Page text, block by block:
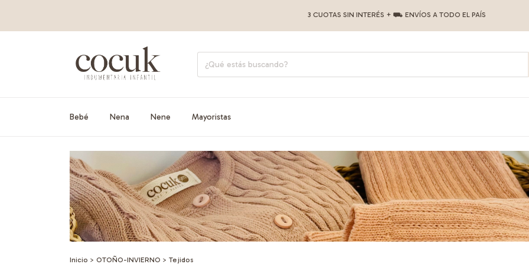
3 CUOTAS SIN INTERÉS + ⛟ ENVÍOS A TODO EL PAÍS
Bebé Nena Nene Mayoristas
Inicio > OTOÑO-INVIERNO > Tejidos